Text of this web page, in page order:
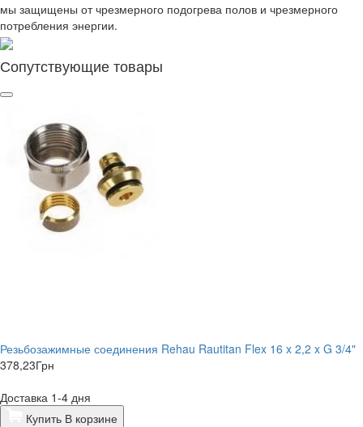
мы защищены от чрезмерного подогрева полов и чрезмерного
потребления энергии.
Сопутствующие товары
Резьбозажимные соединения Rehau Rautitan Flex 16 x 2,2 x G 3/4"
378,23Грн
Доставка 1-4 дня
Купить В корзине